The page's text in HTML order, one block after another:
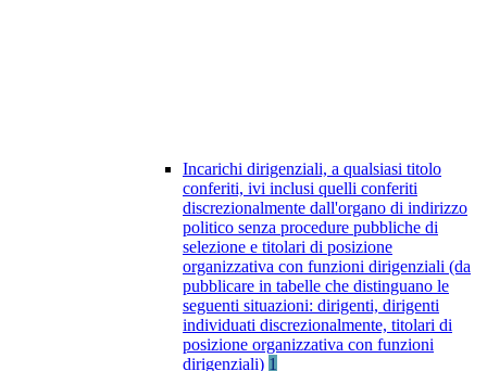
Incarichi dirigenziali, a qualsiasi titolo
conferiti, ivi inclusi quelli conferiti
discrezionalmente dall'organo di indirizzo
politico senza procedure pubbliche di
selezione e titolari di posizione
organizzativa con funzioni dirigenziali (da
pubblicare in tabelle che distinguano le
seguenti situazioni: dirigenti, dirigenti
individuati discrezionalmente, titolari di
posizione organizzativa con funzioni
dirigenziali) 1